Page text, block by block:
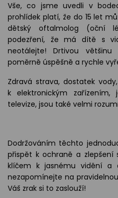
Vše, co jsme uvedli v
prohlídek platí, že do 15 let
dětský oftalmolog (oční
podezření, že má dítě s
neotálejte! Drtivou
poměrně úspěšně a rychle
Zdravá strava, dostatek
k elektronickým
televize, jsou také velmi
Dodržováním těchto
přispět k ochraně a zlepšení
klíčem k jasnému vidění a
nezapomínejte na
Váš zrak si to zaslouží!